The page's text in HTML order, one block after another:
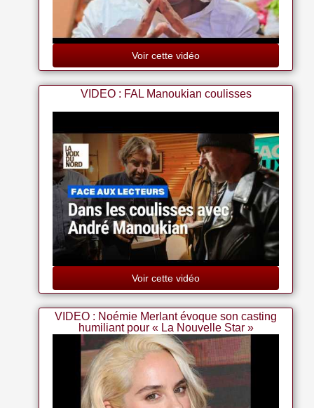
Voir cette vidéo
VIDEO : FAL Manoukian coulisses
Voir cette vidéo
VIDEO : Noémie Merlant évoque son casting
humiliant pour « La Nouvelle Star »